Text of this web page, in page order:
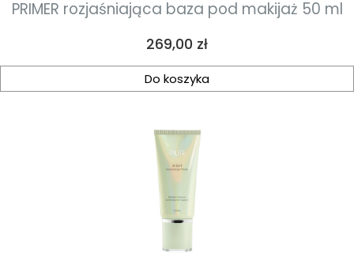
PRIMER rozjaśniająca baza pod makijaż 50 ml
Cena
269,00 zł
Do koszyka